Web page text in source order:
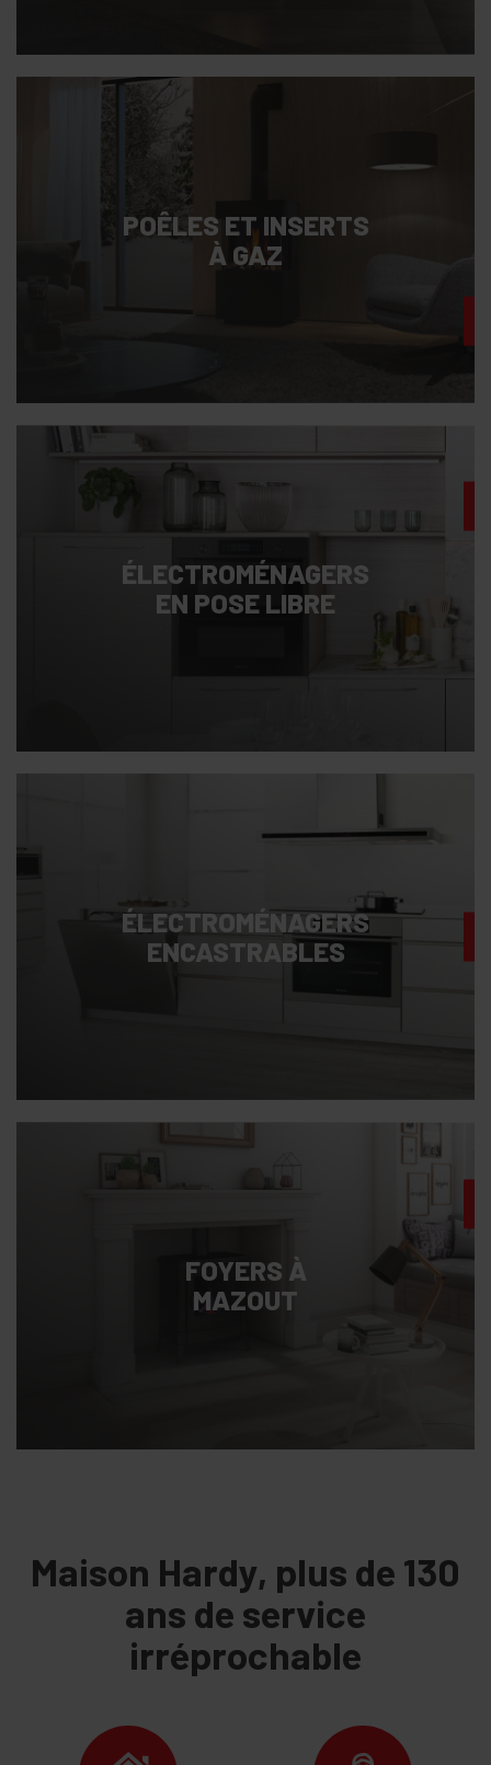
POÊLES ET INSERTS
À GAZ
ÉLECTROMÉNAGERS
EN POSE LIBRE
ÉLECTROMÉNAGERS
ENCASTRABLES
FOYERS À
MAZOUT
Maison Hardy, plus de 130
ans de service
irréprochable